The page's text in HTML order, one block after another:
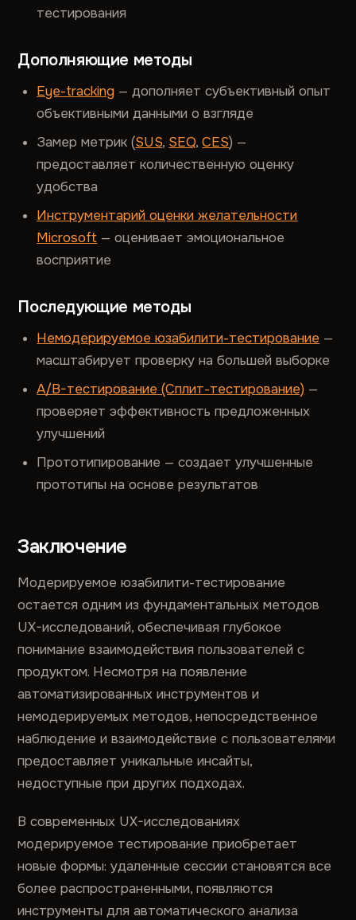
тестирования
Дополняющие методы
Eye-tracking — дополняет субъективный опыт
объективными данными о взгляде
Замер метрик (SUS, SEQ,CES) —
предоставляет количественную оценку
удобства
Инструментарий оценки желательности
Microsoft — оценивает эмоциональное
восприятие
Последующие методы
Немодерируемое юзабилити-тестирование —
масштабирует проверку на большей выборке
A/B-тестирование (Сплит-тестирование) —
проверяет эффективность предложенных
улучшений
Прототипирование — создает улучшенные
прототипы на основе результатов
Заключение
Модерируемое юзабилити-тестирование
остается одним из фундаментальных методов
UX-исследований, обеспечивая глубокое
понимание взаимодействия пользователей с
продуктом. Несмотря на появление
автоматизированных инструментов и
немодерируемых методов, непосредственное
наблюдение и взаимодействие с пользователями
предоставляет уникальные инсайты,
недоступные при других подходах.
В современных UX-исследованиях
модерируемое тестирование приобретает
новые формы: удаленные сессии становятся все
более распространенными, появляются
инструменты для автоматического анализа